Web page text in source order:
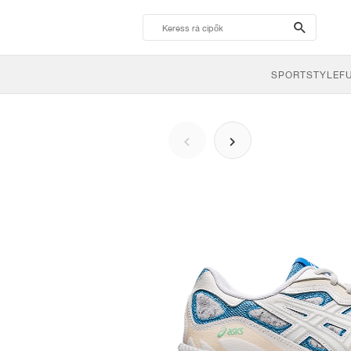
search-
btn
SPORTSTYLE